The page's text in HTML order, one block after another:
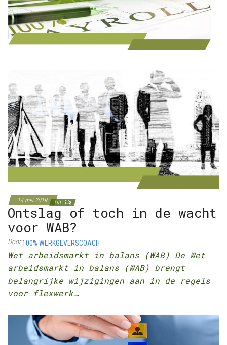
14 mei 2019 Uit
Ontslag of toch in de wacht
voor WAB?
Door100% WERKGEVERSCOACH
Wet arbeidsmarkt in balans (WAB) De Wet
arbeidsmarkt in balans (WAB) brengt
belangrijke wijzigingen aan in de regels
voor flexwerk…